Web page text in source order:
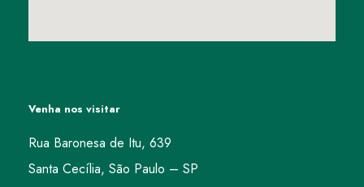
Venha nos visitar
Rua Baronesa de Itu, 639
Santa Cecília, São Paulo – SP